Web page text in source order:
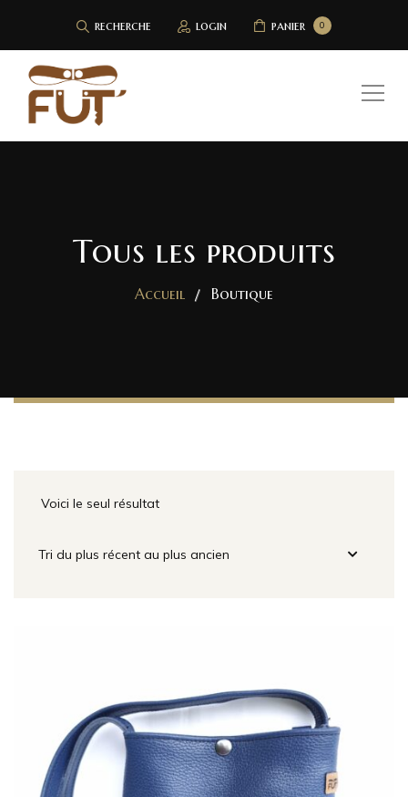
recherche login 0
panier
Tous les produits
Accueil Boutique
Voici le seul résultat